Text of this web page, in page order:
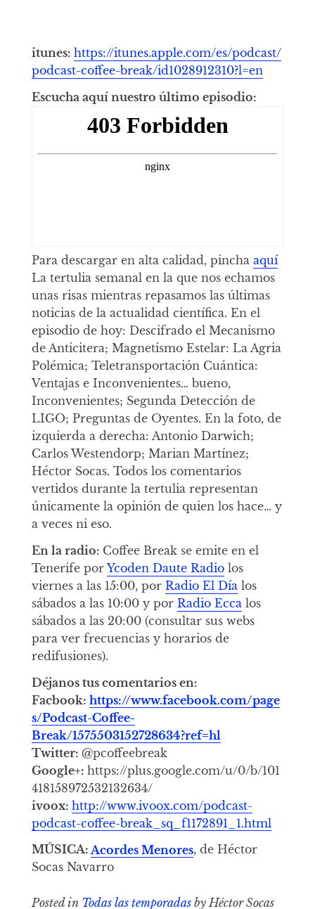
itunes: https://itunes.apple.com/es/podcast/
podcast-coffee-break/id1028912310?l=en
Escucha aquí nuestro último episodio:
Para descargar en alta calidad, pincha aquí
La tertulia semanal en la que nos echamos
unas risas mientras repasamos las últimas
noticias de la actualidad científica. En el
episodio de hoy: Descifrado el Mecanismo
de Anticitera; Magnetismo Estelar: La Agria
Polémica; Teletransportación Cuántica:
Ventajas e Inconvenientes… bueno,
Inconvenientes; Segunda Detección de
LIGO; Preguntas de Oyentes. En la foto, de
izquierda a derecha: Antonio Darwich;
Carlos Westendorp; Marian Martínez;
Héctor Socas. Todos los comentarios
vertidos durante la tertulia representan
únicamente la opinión de quien los hace… y
a veces ni eso.
En la radio: Coffee Break se emite en el
Tenerife por Ycoden Daute Radiolos
viernes a las 15:00, por Radio El Día los
sábados a las 10:00 y por Radio Ecca los
sábados a las 20:00 (consultar sus webs
para ver frecuencias y horarios de
redifusiones).
Déjanos tus comentarios en:
Facbook: https://www.facebook.com/page
s/Podcast-Coffee-
Break/1575503152728634?ref=hl
Twitter: @pcoffeebreak
Google+: https://plus.google.com/u/0/b/101
418158972532132634/
ivoox: http://www.ivoox.com/podcast-
podcast-coffee-break_sq_f1172891_1.html
MÚSICA: Acordes Menores, de Héctor
Socas Navarro
Posted in Todas las temporadasby Héctor Socas